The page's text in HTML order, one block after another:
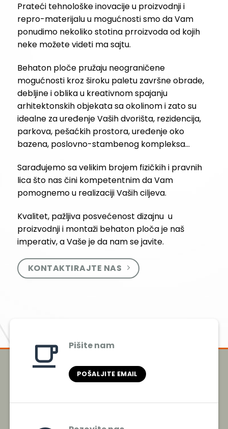
Prateći tehnološke inovacije u proizvodnji i
repro-materijalu u mogućnosti smo da Vam
ponudimo nekoliko stotina prroizvoda od kojih
neke možete videti ma sajtu.
Behaton ploče pružaju neograničene
mogućnosti kroz široku paletu završne obrade,
debljine i oblika u kreativnom spajanju
arhitektonskih objekata sa okolinom i zato su
idealne za uređenje Vaših dvorišta, rezidencija,
parkova, pešaćkih prostora, uređenje oko
bazena, poslovno-stambenog kompleksa…
Sarađujemo sa velikim brojem fizičkih i pravnih
lica što nas čini kompetentnim da Vam
pomognemo u realizaciji Vaših ciljeva.
Kvalitet, pažljiva posvećenost dizajnu u
proizvodnji i montaži behaton ploča je naš
imperativ, a Vaše je da nam se javite.
KONTAKTIRAJTE NAS
Pišite nam
POŠALJITE EMAIL